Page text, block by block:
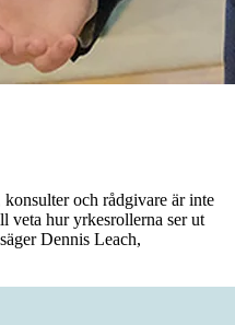
och rådgivare är inte
veta hur yrkesrollerna ser ut
Dennis Leach,